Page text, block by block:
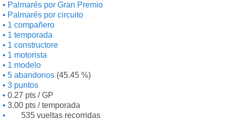
Palmarés por Gran Premio
Palmarés por circuito
1 compañero
1 temporada
1 constructore
1 motorista
1 modelo
5 abandonos (45.45 %)
3 puntos
0.27 pts / GP
3.00 pts / temporada
535 vueltas recorridas